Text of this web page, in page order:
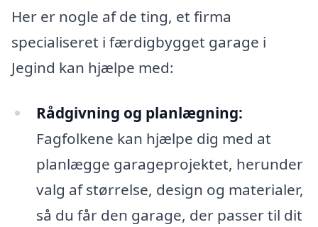
Her er nogle af de ting, et firma
specialiseret i færdigbygget garage i
Jegind kan hjælpe med:
Rådgivning og planlægning:
Fagfolkene kan hjælpe dig med at
planlægge garageprojektet, herunder
valg af størrelse, design og materialer,
så du får den garage, der passer til dit